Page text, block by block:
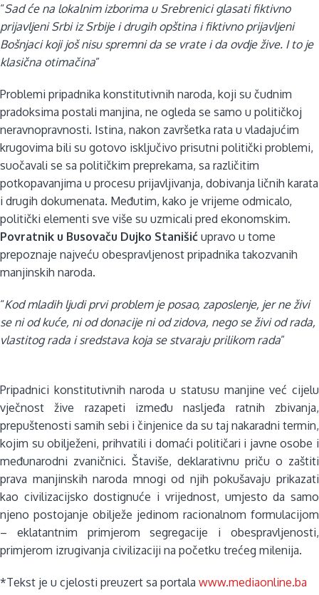
“Sad će na lokalnim izborima u Srebrenici glasati fiktivno
prijavljeni Srbi iz Srbije i drugih opština i fiktivno prijavljeni
Bošnjaci koji još nisu spremni da se vrate i da ovdje žive. I to je
klasična otimačina”
Problemi pripadnika konstitutivnih naroda, koji su čudnim
pradoksima postali manjina, ne ogleda se samo u političkoj
neravnopravnosti. Istina, nakon završetka rata u vladajućim
krugovima bili su gotovo isključivo prisutni politički problemi,
suočavali se sa političkim preprekama, sa različitim
potkopavanjima u procesu prijavljivanja, dobivanja ličnih karata
i drugih dokumenata. Međutim, kako je vrijeme odmicalo,
politički elementi sve više su uzmicali pred ekonomskim.
Povratnik u Busovaču Dujko Stanišić upravo u tome
prepoznaje najveću obespravljenost pripadnika takozvanih
manjinskih naroda.
“Kod mladih ljudi prvi problem je posao, zaposlenje, jer ne živi
se ni od kuće, ni od donacije ni od zidova, nego se živi od rada,
vlastitog rada i sredstava koja se stvaraju prilikom rada”
Pripadnici konstitutivnih naroda u statusu manjine već cijelu
vječnost žive razapeti između nasljeđa ratnih zbivanja,
prepuštenosti samih sebi i činjenice da su taj nakaradni termin,
kojim su obilježeni, prihvatili i domaći političari i javne osobe i
međunarodni zvaničnici. Štaviše, deklarativnu priču o zaštiti
prava manjinskih naroda mnogi od njih pokušavaju prikazati
kao civilizacijsko dostignuće i vrijednost, umjesto da samo
njeno postojanje obilježe jedinom racionalnom formulacijom
– eklatantnim primjerom segregacije i obespravljenosti,
primjerom izrugivanja civilizaciji na početku trećeg milenija.
*Tekst je u cjelosti preuzert sa portala www.mediaonline.ba